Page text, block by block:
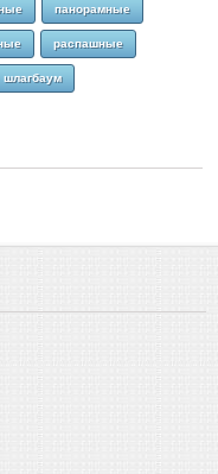
панорамные
распашные
шлагбаум